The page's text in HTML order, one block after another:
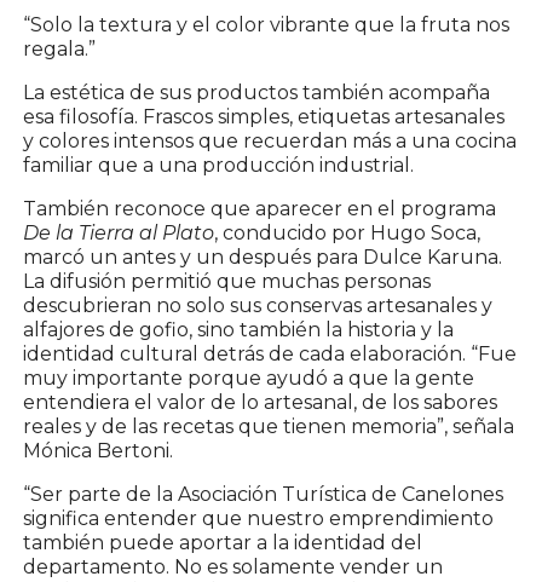
“Solo la textura y el color vibrante que la fruta nos
regala.”
La estética de sus productos también acompaña
esa filosofía. Frascos simples, etiquetas artesanales
y colores intensos que recuerdan más a una cocina
familiar que a una producción industrial.
También reconoce que aparecer en el programa
De la Tierra al Plato, conducido por Hugo Soca,
marcó un antes y un después para Dulce Karuna.
La difusión permitió que muchas personas
descubrieran no solo sus conservas artesanales y
alfajores de gofio, sino también la historia y la
identidad cultural detrás de cada elaboración. “Fue
muy importante porque ayudó a que la gente
entendiera el valor de lo artesanal, de los sabores
reales y de las recetas que tienen memoria”, señala
Mónica Bertoni.
“Ser parte de la Asociación Turística de Canelones
significa entender que nuestro emprendimiento
también puede aportar a la identidad del
departamento. No es solamente vender un